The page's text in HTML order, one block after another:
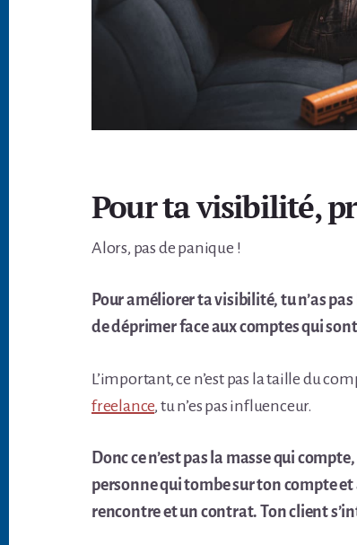
Pour ta visibilité,
Alors, pas de panique !
Pour améliorer ta visibilité, tu n’as
de déprimer face aux comptes qui
L’important, ce n’est pas la taille du
freelance, tu n’es pas influenceur.
Donc ce n’est pas la masse qui
personne qui tombe sur ton compte
rencontre et un contrat. Ton client